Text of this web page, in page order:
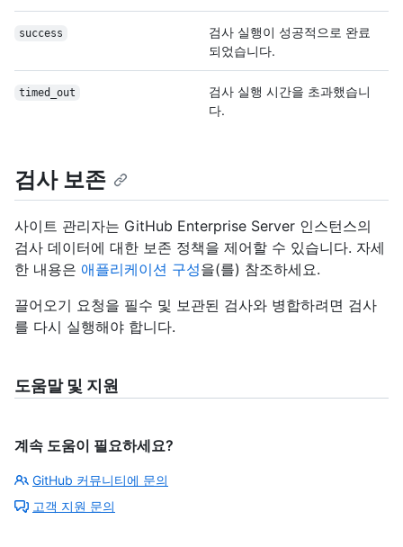
success
검사 실행이 성공적으로 완료
되었습니다.
timed_out
검사 실행 시간을 초과했습니
다.
검사 보존
사이트 관리자는 GitHub Enterprise Server 인스턴스의
검사 데이터에 대한 보존 정책을 제어할 수 있습니다. 자세
한 내용은 애플리케이션 구성을(를) 참조하세요.
끌어오기 요청을 필수 및 보관된 검사와 병합하려면 검사
를 다시 실행해야 합니다.
도움말 및 지원
계속 도움이 필요하세요?
GitHub 커뮤니티에 문의
고객 지원 문의